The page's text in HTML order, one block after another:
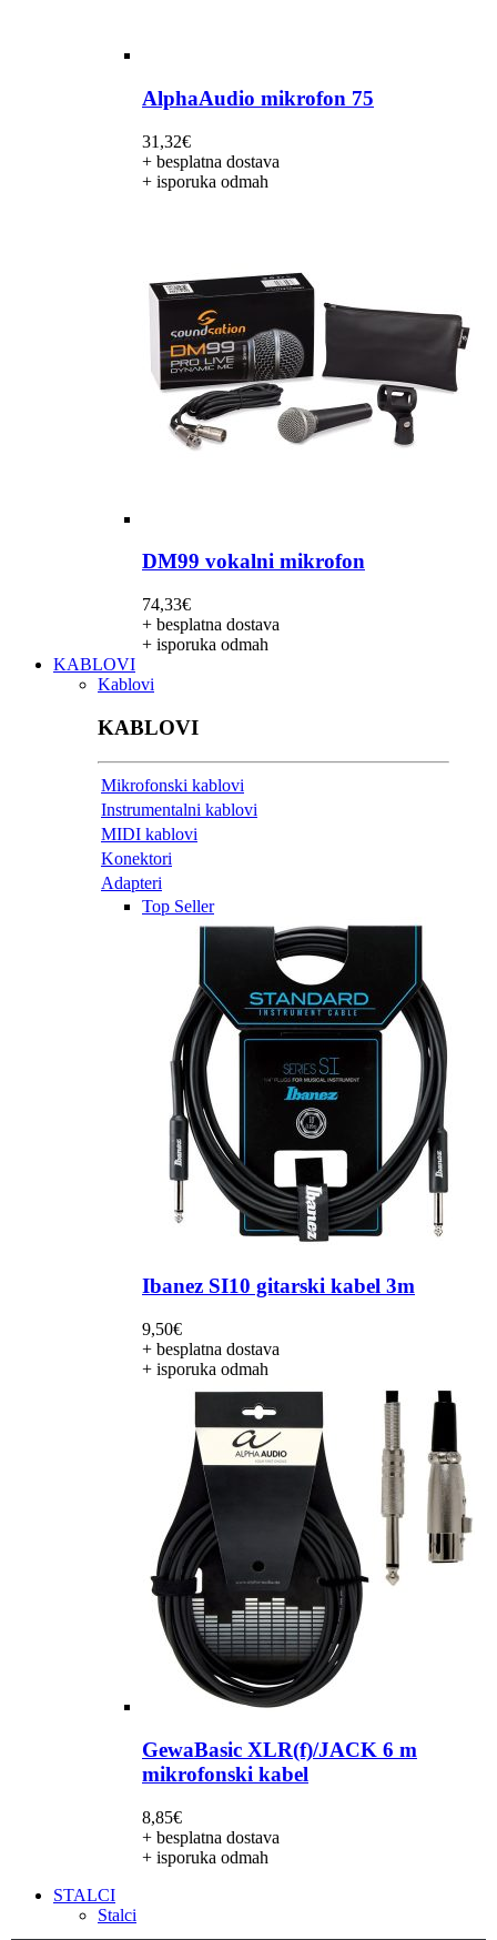
AlphaAudio mikrofon 75
31,32€
+ besplatna dostava
+ isporuka odmah
DM99 vokalni mikrofon
74,33€
+ besplatna dostava
+ isporuka odmah
KABLOVI
Kablovi
KABLOVI
Mikrofonski kablovi
Instrumentalni kablovi
MIDI kablovi
Konektori
Adapteri
Top Seller
Ibanez SI10 gitarski kabel 3m
9,50€
+ besplatna dostava
+ isporuka odmah
GewaBasic XLR(f)/JACK 6 m
mikrofonski kabel
8,85€
+ besplatna dostava
+ isporuka odmah
STALCI
Stalci